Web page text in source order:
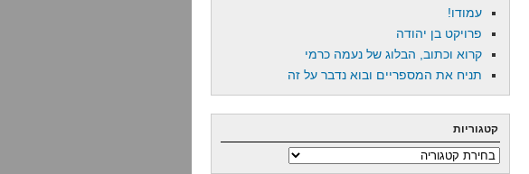
עמודו!
פרויקט בן יהודה
קרוא וכתוב, הבלוג של נעמה כרמי
תניח את המספריים ובוא נדבר על זה
קטגוריות
קטגוריות